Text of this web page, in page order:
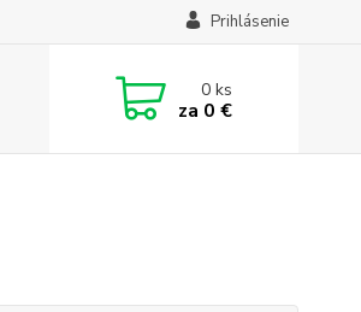
Prihlásenie
0ks
za 0 €